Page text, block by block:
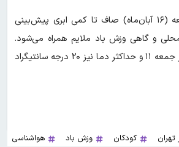
آسمان تهران طی ‌جمعه (۱۶ آبان‌ماه) صاف تا کمی ابری پیش‌بینی
و گاهی وزش باد ملایم همراه می‌شود.
حداقل دمای تهران روز جمعه ۱۱ و حداکثر دما نیز ۲۰ درجه سانتیگراد
کودکان وزش باد هواشناسی